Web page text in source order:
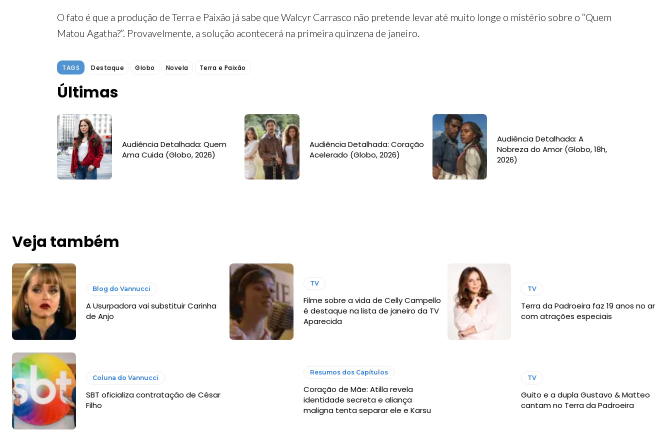
O fato é que a produção de Terra e Paixão já sabe que Walcyr Carrasco não pretende levar até muito longe o mistério sobre o “Quem
Matou Agatha?”. Provavelmente, a solução acontecerá na primeira quinzena de janeiro.
TAGS Destaque Globo Novela Terra e Paixão
Últimas
Audiência Detalhada: Quem
Ama Cuida (Globo, 2026)
Audiência Detalhada: Coração
Acelerado (Globo, 2026)
Audiência Detalhada: A
Nobreza do Amor (Globo, 18h,
2026)
Veja também
Blog do Vannucci
A Usurpadora vai substituir Carinha
de Anjo
TV
Filme sobre a vida de Celly Campello
é destaque na lista de janeiro da TV
Aparecida
TV
Terra da Padroeira faz 19 anos no ar
com atrações especiais
Coluna do Vannucci
SBT oficializa contratação de César
Filho
Resumos dos Capítulos
Coração de Mãe: Atilla revela
identidade secreta e aliança
maligna tenta separar ele e Karsu
TV
Guito e a dupla Gustavo & Matteo
cantam no Terra da Padroeira